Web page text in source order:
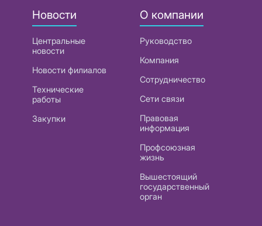
Новости
Центральные
новости
Новости филиалов
Технические
работы
Закупки
О компании
Руководство
Компания
Сотрудничество
Сети связи
Правовая
информация
Профсоюзная
жизнь
Вышестоящий
государственный
орган